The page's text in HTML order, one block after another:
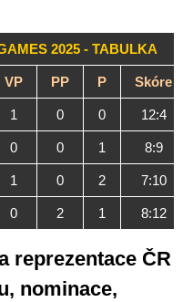
2025 - TABULKA
VP PP P Skóre
1 0 0 12:4
0 0 1 8:9
1 0 2 7:10
0 2 1 8:12
reprezentace ČR
nominace,